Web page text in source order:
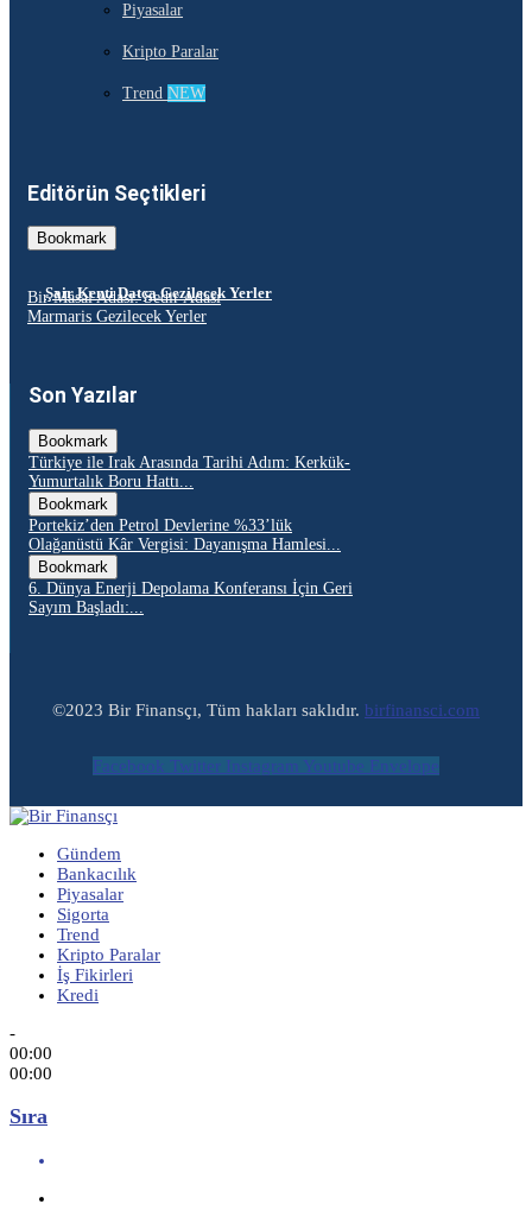
Piyasalar
Kripto Paralar
Trend NEW
Editörün Seçtikleri
Bookmark
Şair Kenti Datça Gezilecek Yerler
Bir Masal Adası: Sedir Adası
Marmaris Gezilecek Yerler
Son Yazılar
Bookmark
Türkiye ile Irak Arasında Tarihi Adım: Kerkük-
Yumurtalık Boru Hattı...
Bookmark
Portekiz’den Petrol Devlerine %33’lük
Olağanüstü Kâr Vergisi: Dayanışma Hamlesi...
Bookmark
6. Dünya Enerji Depolama Konferansı İçin Geri
Sayım Başladı:...
©2023 Bir Finansçı, Tüm hakları saklıdır. birfinansci.com
Facebook Twitter Instagram Youtube Envelope
Gündem
Bankacılık
Piyasalar
Sigorta
Trend
Kripto Paralar
İş Fikirleri
Kredi
-
00:00
00:00
Sıra